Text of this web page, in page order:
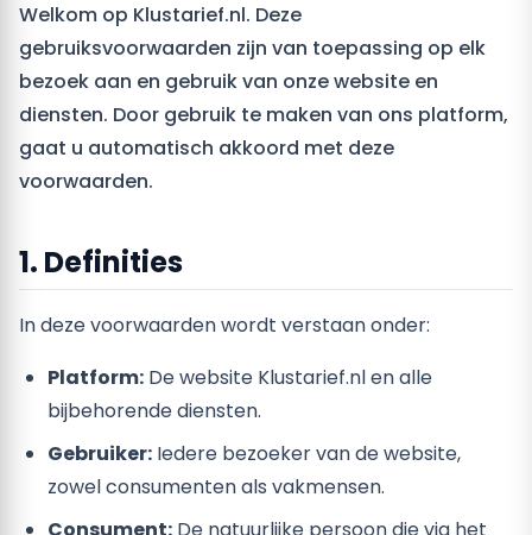
Welkom op Klustarief.nl. Deze
gebruiksvoorwaarden zijn van toepassing op elk
bezoek aan en gebruik van onze website en
diensten. Door gebruik te maken van ons platform,
gaat u automatisch akkoord met deze
voorwaarden.
1. Definities
In deze voorwaarden wordt verstaan onder:
Platform: De website Klustarief.nl en alle
bijbehorende diensten.
Gebruiker: Iedere bezoeker van de website,
zowel consumenten als vakmensen.